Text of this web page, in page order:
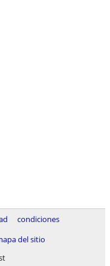
condiciones
del sitio